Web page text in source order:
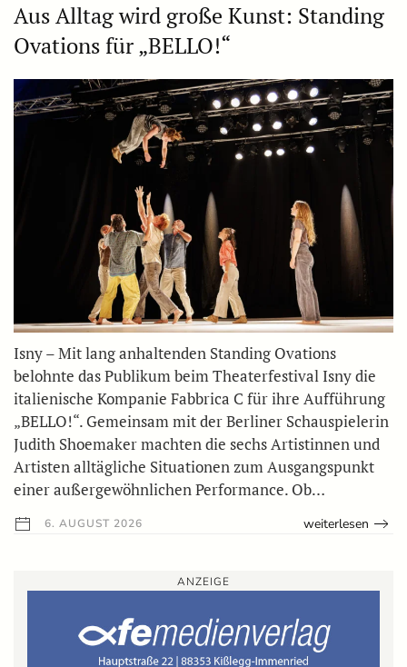
Aus Alltag wird große Kunst: Standing
Ovations für „BELLO!“
Isny – Mit lang anhaltenden Standing Ovations
belohnte das Publikum beim Theaterfestival Isny die
italienische Kompanie Fabbrica C für ihre Aufführung
„BELLO!“. Gemeinsam mit der Berliner Schauspielerin
Judith Shoemaker machten die sechs Artistinnen und
Artisten alltägliche Situationen zum Ausgangspunkt
einer außergewöhnlichen Performance. Ob…
6. AUGUST 2026 weiterlesen
ANZEIGE